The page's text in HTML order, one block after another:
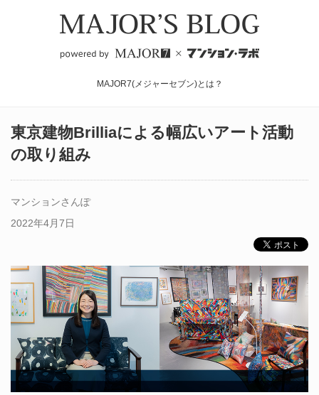
MAJOR7(メジャーセブン)とは？
東京建物Brilliaによる幅広いアート活動
の取り組み
マンションさんぽ
2022年4月7日